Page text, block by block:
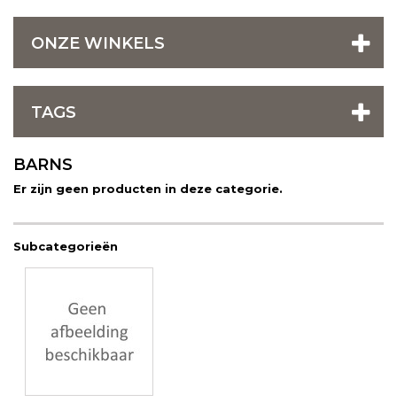
ONZE WINKELS
TAGS
BARNS
Er zijn geen producten in deze categorie.
Subcategorieën